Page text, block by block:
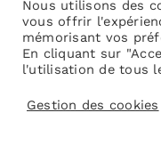
Nous utilisons des
vous offrir
mémorisant vos
En cliquant sur
l'utilisation de tous
Gestion des cookies